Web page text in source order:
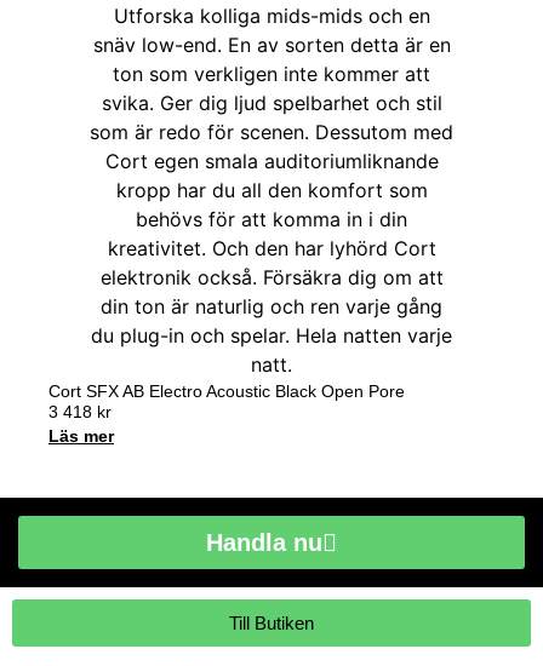
Cort SFX AB Electro Acoustic Black Open Pore
3 418 kr
Läs mer
Handla nu
Till Butiken